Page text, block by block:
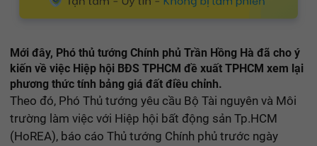
Mới đây, Phó thủ tướng Chính phủ Trần Hồng Hà đã cho ý
kiến về việc Hiệp hội BĐS TPHCM đề xuất TPHCM xem lại
phương thức tính bảng giá đất điều chỉnh.
Theo đó, Phó Thủ tướng yêu cầu Bộ Tài nguyên và Môi
trường làm việc với Hiệp hội bất động sản Tp.HCM
(HoREA), báo cáo Thủ tướng Chính phủ trước ngày